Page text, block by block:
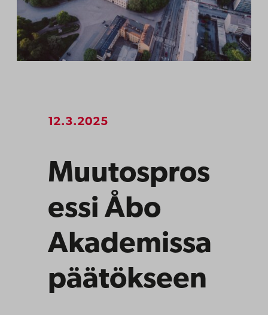
12.3.2025
Muutospros
essi Åbo
Akademissa
päätökseen